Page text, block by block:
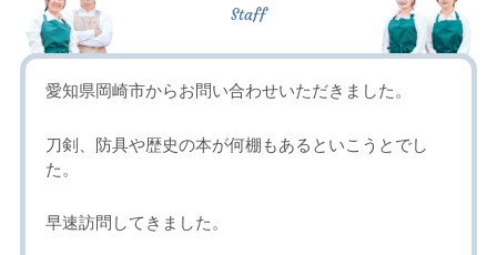
愛知県岡崎市からお問い合わせいただきました。
刀剣、防具や歴史の本が何棚もあるといこうとでし
た。
早速訪問してきました。